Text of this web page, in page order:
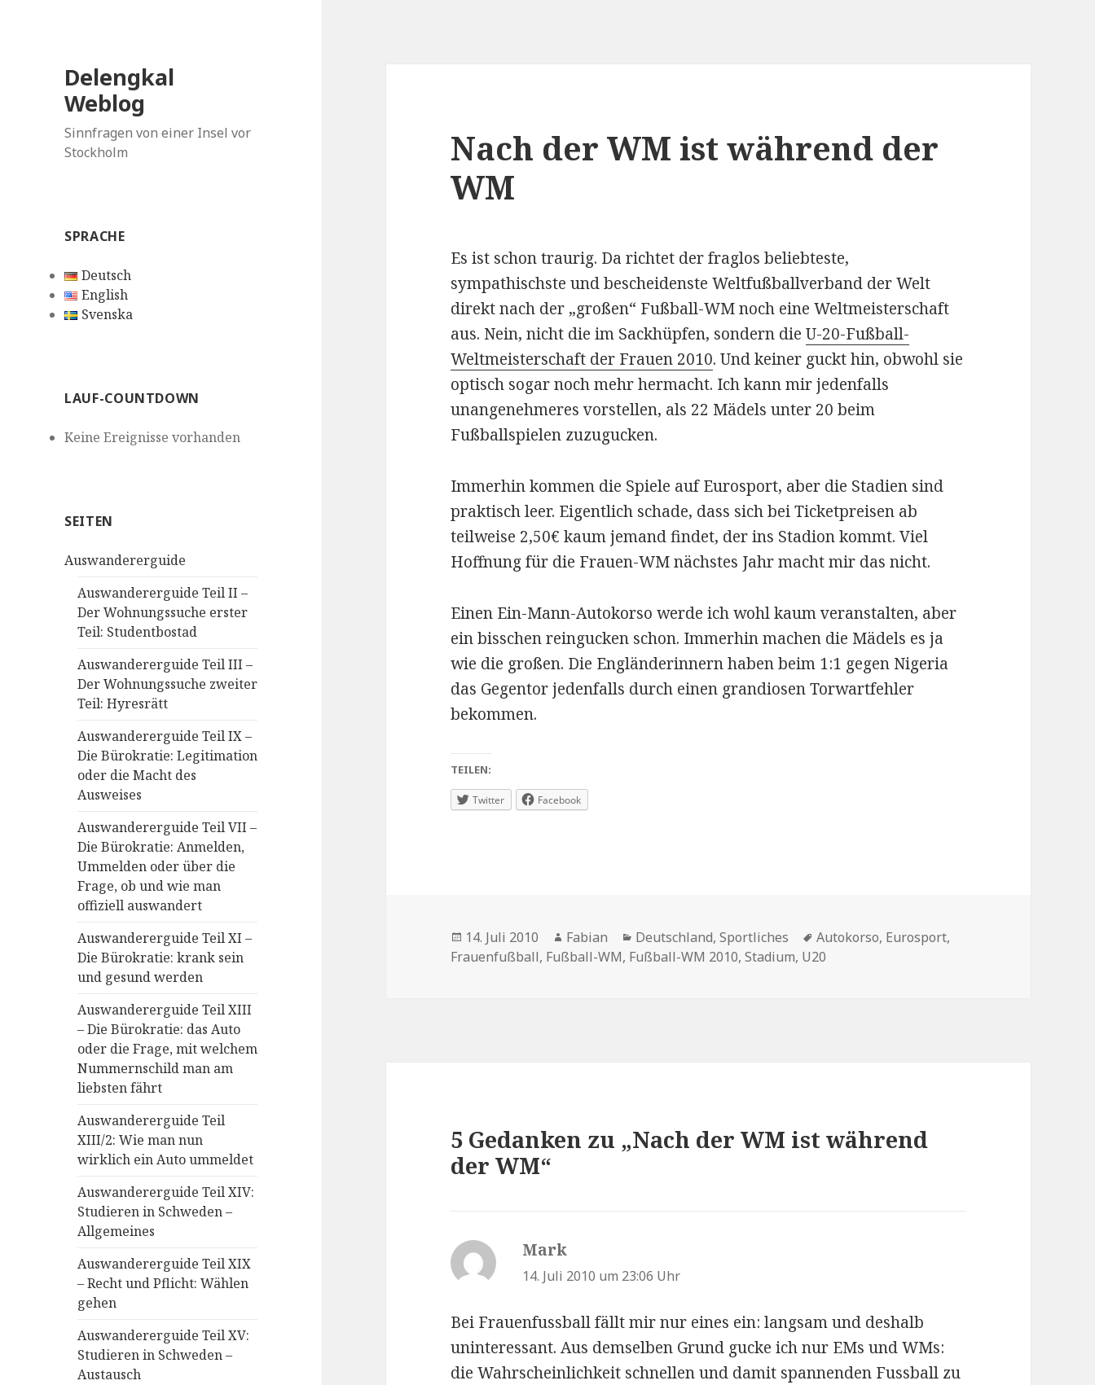
Delengkal
Weblog
Sinnfragen von einer Insel vor
Stockholm
SPRACHE
Deutsch
English
Svenska
LAUF-COUNTDOWN
Keine Ereignisse vorhanden
SEITEN
Auswandererguide
Auswandererguide Teil II –
Der Wohnungssuche erster
Teil: Studentbostad
Auswandererguide Teil III –
Der Wohnungssuche zweiter
Teil: Hyresrätt
Auswandererguide Teil IX –
Die Bürokratie: Legitimation
oder die Macht des
Ausweises
Auswandererguide Teil VII –
Die Bürokratie: Anmelden,
Ummelden oder über die
Frage, ob und wie man
offiziell auswandert
Auswandererguide Teil XI –
Die Bürokratie: krank sein
und gesund werden
Auswandererguide Teil XIII
– Die Bürokratie: das Auto
oder die Frage, mit welchem
Nummernschild man am
liebsten fährt
Auswandererguide Teil
XIII/2: Wie man nun
wirklich ein Auto ummeldet
Auswandererguide Teil XIV:
Studieren in Schweden –
Allgemeines
Auswandererguide Teil XIX
– Recht und Pflicht: Wählen
gehen
Auswandererguide Teil XV:
Studieren in Schweden –
Austausch
Nach der WM ist während der
WM
Es ist schon traurig. Da richtet der fraglos beliebteste,
sympathischste und bescheidenste Weltfußballverband der Welt
direkt nach der „großen“ Fußball-WM noch eine Weltmeisterschaft
aus. Nein, nicht die im Sackhüpfen, sondern dieU-20-Fußball-
Weltmeisterschaft der Frauen 2010. Und keiner guckt hin, obwohl sie
optisch sogar noch mehr hermacht. Ich kann mir jedenfalls
unangenehmeres vorstellen, als 22 Mädels unter 20 beim
Fußballspielen zuzugucken.
Immerhin kommen die Spiele auf Eurosport, aber die Stadien sind
praktisch leer. Eigentlich schade, dass sich bei Ticketpreisen ab
teilweise 2,50€ kaum jemand findet, der ins Stadion kommt. Viel
Hoffnung für die Frauen-WM nächstes Jahr macht mir das nicht.
Einen Ein-Mann-Autokorso werde ich wohl kaum veranstalten, aber
ein bisschen reingucken schon. Immerhin machen die Mädels es ja
wie die großen. Die Engländerinnern haben beim 1:1 gegen Nigeria
das Gegentor jedenfalls durch einen grandiosen Torwartfehler
bekommen.
TEILEN:
Twitter Facebook
Veröffentlicht
am
14. Juli 2010 Autor
Fabian Kategorien
Deutschland,Sportliches Schlagwörter
Autokorso, Eurosport,
Frauenfußball, Fußball-WM, Fußball-WM 2010,Stadium, U20
5 Gedanken zu „Nach der WM ist während
der WM“
Mark
14. Juli 2010 um 23:06 Uhr
Bei Frauenfussball fällt mir nur eines ein: langsam und deshalb
uninteressant. Aus demselben Grund gucke ich nur EMs und WMs:
die Wahrscheinlichkeit schnellen und damit spannenden Fussball zu